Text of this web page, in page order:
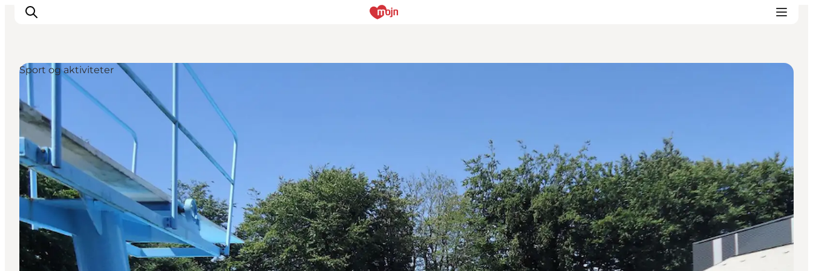
Oplevelser
Byer & Steder
Det sker
Overnatning
Planlæg din ferie
Booking
Sport og aktiviteter